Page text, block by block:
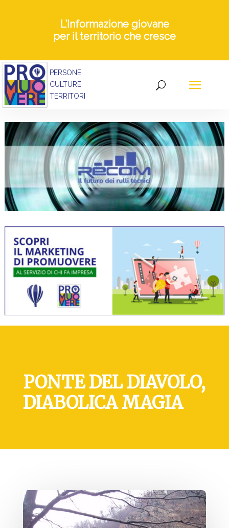
L’Informazione giovane
per il territorio che cresce
PERSONE
CULTURE
TERRITORI
PONTE DEL DIAVOLO,
DIABOLICA MAGIA